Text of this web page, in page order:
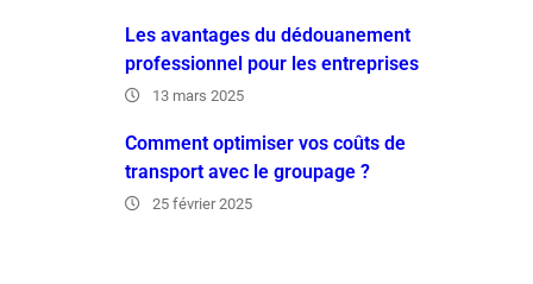
Les avantages du dédouanement
professionnel pour les entreprises
13 mars 2025
Comment optimiser vos coûts de
transport avec le groupage ?
25 février 2025